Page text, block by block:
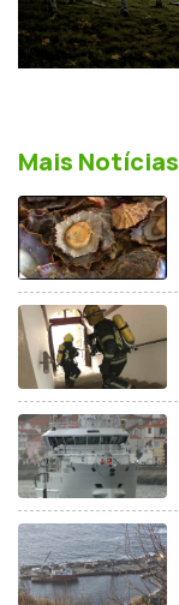
Mais Notícias